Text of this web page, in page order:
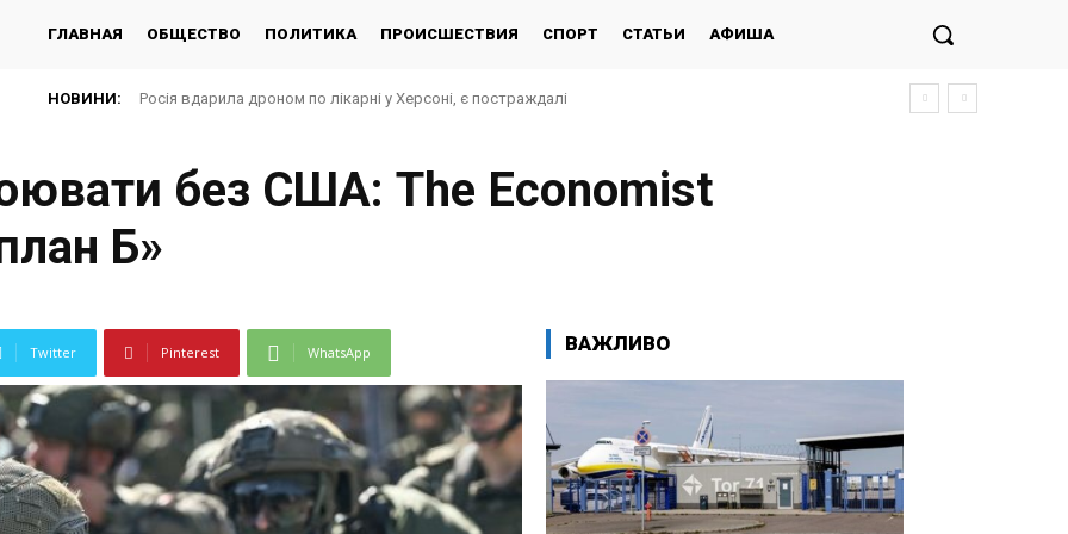
ГЛАВНАЯ ОБЩЕСТВО ПОЛИТИКА ПРОИСШЕСТВИЯ СПОРТ СТАТЬИ АФИША
НОВИНИ: Росія вдарила дроном по лікарні у Херсоні, є постраждалі
без США: The Economist
Б»
Twitter Pinterest WhatsApp ВАЖЛИВО